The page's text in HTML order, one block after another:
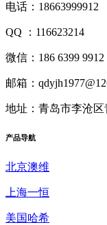
电话：18663999912
QQ ：116623214
微信：186 6399 9912
邮箱：
地址：青岛市李沧
产品导航
北京澳维
上海一恒
美国哈希